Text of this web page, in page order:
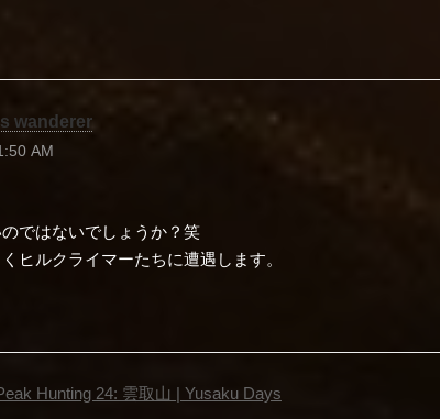
wanderer
AM
ではないでしょうか？笑
ヒルクライマーたちに遭遇します。
Hunting 24: 雲取山 | Yusaku Days